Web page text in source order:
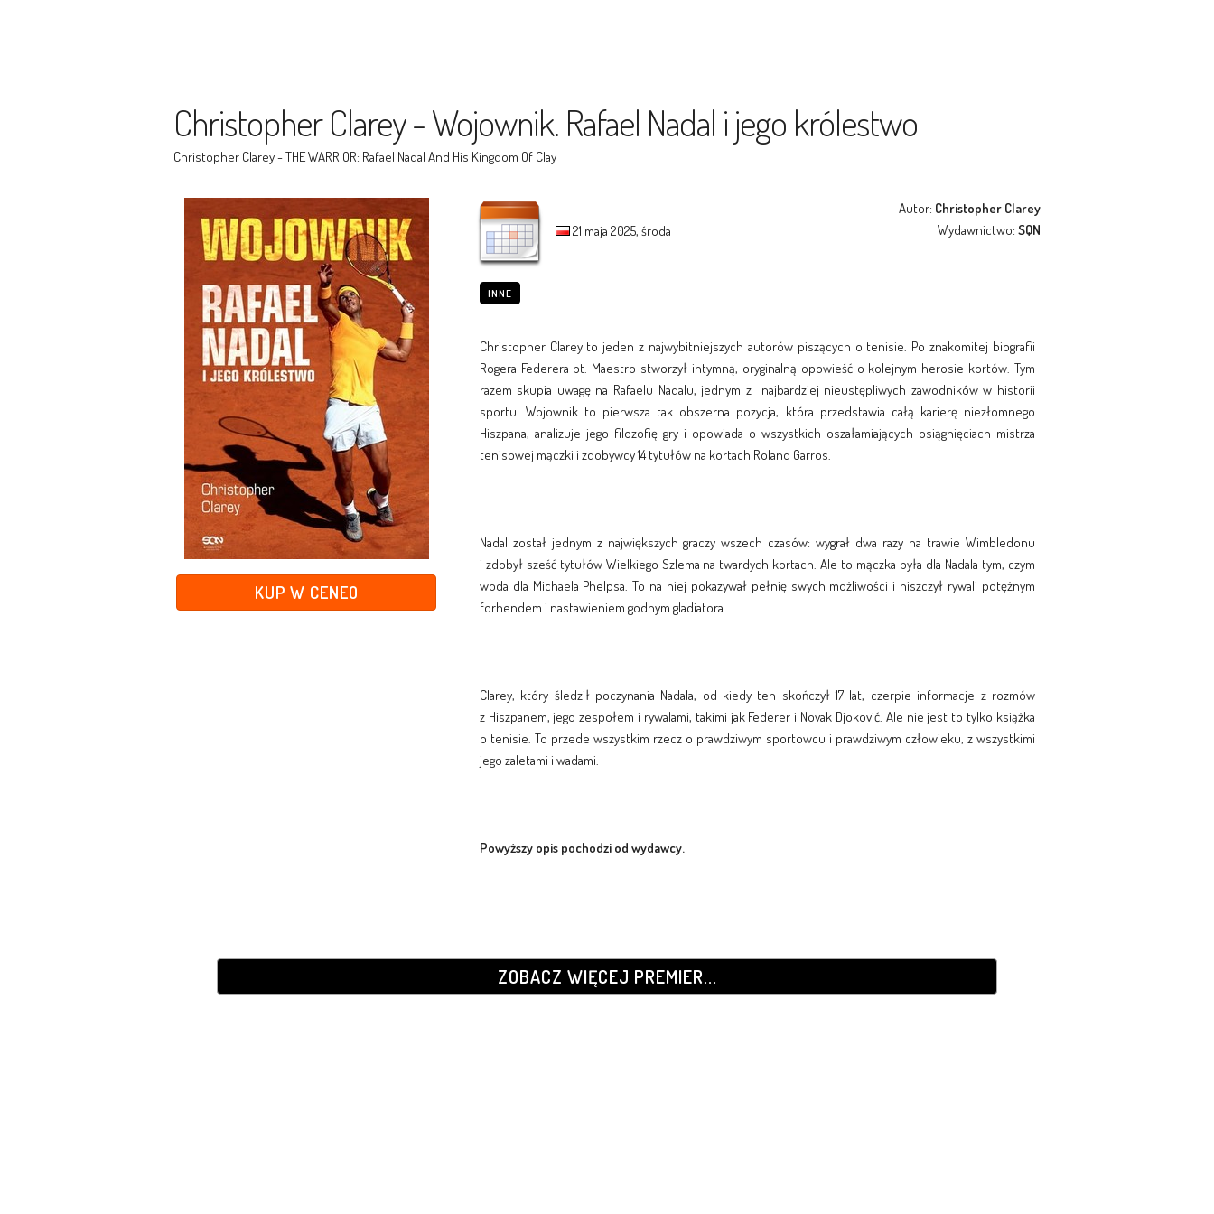
Christopher Clarey - Wojownik. Rafael Nadal i jego królestwo
Christopher Clarey - THE WARRIOR: Rafael Nadal And His Kingdom Of Clay
KUP W CENEO
21 maja 2025, środa
Autor: Christopher Clarey
Wydawnictwo: SQN
INNE
Christopher Clarey to jeden z najwybitniejszych autorów piszących o tenisie. Po znakomitej biografii
Rogera Federera pt. Maestro stworzył intymną, oryginalną opowieść o kolejnym herosie kortów. Tym
razem skupia uwagę na Rafaelu Nadalu, jednym z najbardziej nieustępliwych zawodników w historii
sportu. Wojownik to pierwsza tak obszerna pozycja, która przedstawia całą karierę niezłomnego
Hiszpana, analizuje jego filozofię gry i opowiada o wszystkich oszałamiających osiągnięciach mistrza
tenisowej mączki i zdobywcy 14 tytułów na kortach Roland Garros.
Nadal został jednym z największych graczy wszech czasów: wygrał dwa razy na trawie Wimbledonu
i zdobył sześć tytułów Wielkiego Szlema na twardych kortach. Ale to mączka była dla Nadala tym, czym
woda dla Michaela Phelpsa. To na niej pokazywał pełnię swych możliwości i niszczył rywali potężnym
forhendem i nastawieniem godnym gladiatora.
Clarey, który śledził poczynania Nadala, od kiedy ten skończył 17 lat, czerpie informacje z rozmów
z Hiszpanem, jego zespołem i rywalami, takimi jak Federer i Novak Djoković. Ale nie jest to tylko książka
o tenisie. To przede wszystkim rzecz o prawdziwym sportowcu i prawdziwym człowieku, z wszystkimi
jego zaletami i wadami.
Powyższy opis pochodzi od wydawcy.
ZOBACZ WIĘCEJ PREMIER...